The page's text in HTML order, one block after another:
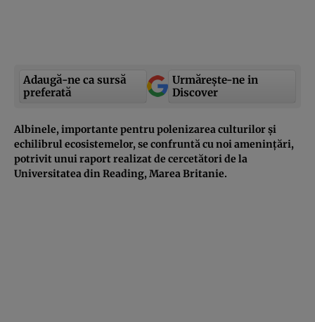
Adaugă-ne ca sursă
preferată
Urmărește-ne in
Discover
Albinele, importante pentru polenizarea culturilor și
echilibrul ecosistemelor, se confruntă cu noi amenințări,
potrivit unui raport realizat de cercetători de la
Universitatea din Reading, Marea Britanie.